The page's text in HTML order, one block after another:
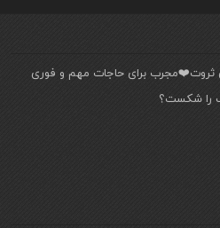
ثروت❤️مجرب برای حاجات مهم و فوری
را شکست؟